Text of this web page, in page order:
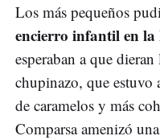
Los más pequeños
encierro infantil en
esperaban a que
chupinazo, que estuvo
de caramelos y más
Comparsa amenizó